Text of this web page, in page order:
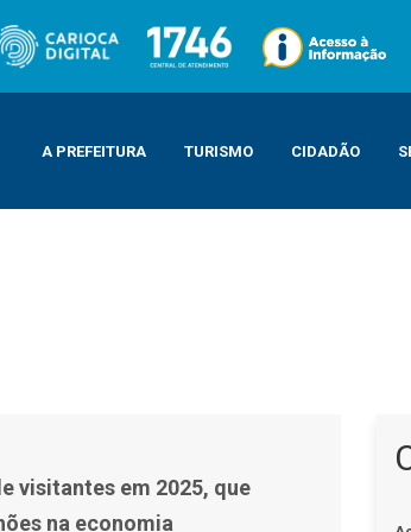
A PREFEITURA TURISMO CIDADÃO
R$ 27,2 bilhões na economia
visitantes em 2025, que
na economia